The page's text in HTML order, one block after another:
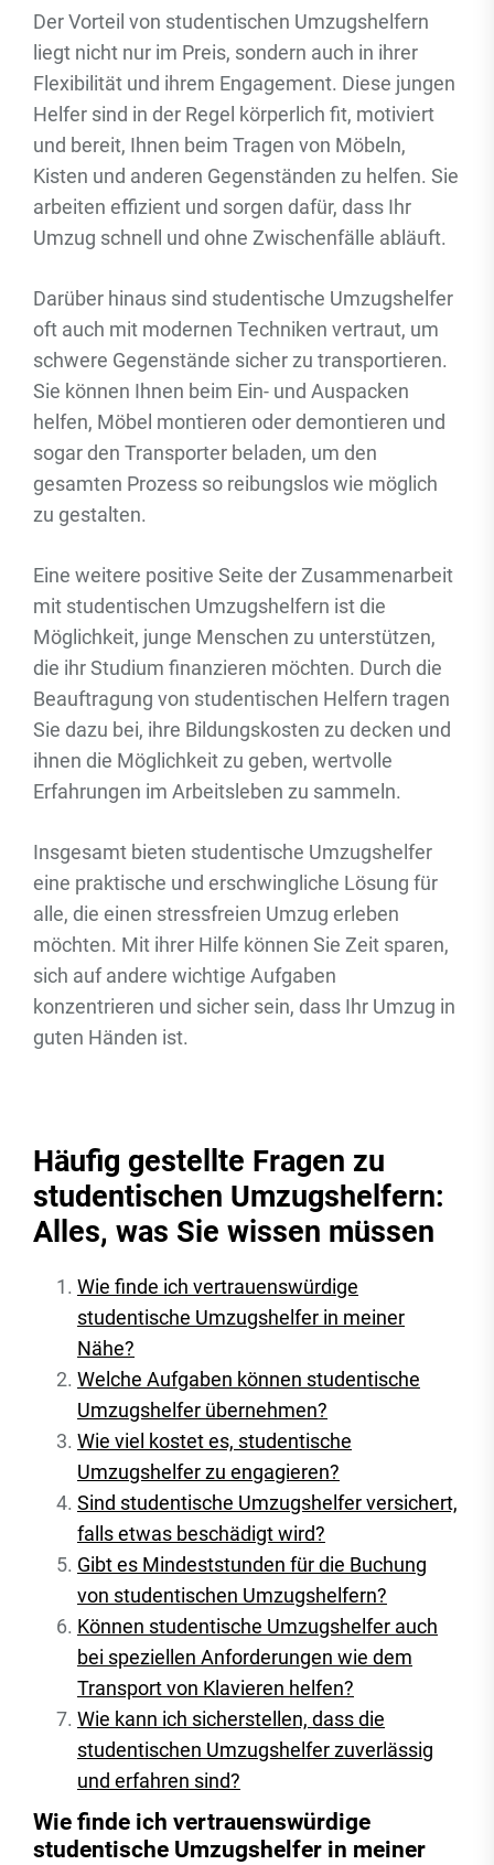
Der Vorteil von studentischen Umzugshelfern
liegt nicht nur im Preis, sondern auch in ihrer
Flexibilität und ihrem Engagement. Diese jungen
Helfer sind in der Regel körperlich fit, motiviert
und bereit, Ihnen beim Tragen von Möbeln,
Kisten und anderen Gegenständen zu helfen. Sie
arbeiten effizient und sorgen dafür, dass Ihr
Umzug schnell und ohne Zwischenfälle abläuft.
Darüber hinaus sind studentische Umzugshelfer
oft auch mit modernen Techniken vertraut, um
schwere Gegenstände sicher zu transportieren.
Sie können Ihnen beim Ein- und Auspacken
helfen, Möbel montieren oder demontieren und
sogar den Transporter beladen, um den
gesamten Prozess so reibungslos wie möglich
zu gestalten.
Eine weitere positive Seite der Zusammenarbeit
mit studentischen Umzugshelfern ist die
Möglichkeit, junge Menschen zu unterstützen,
die ihr Studium finanzieren möchten. Durch die
Beauftragung von studentischen Helfern tragen
Sie dazu bei, ihre Bildungskosten zu decken und
ihnen die Möglichkeit zu geben, wertvolle
Erfahrungen im Arbeitsleben zu sammeln.
Insgesamt bieten studentische Umzugshelfer
eine praktische und erschwingliche Lösung für
alle, die einen stressfreien Umzug erleben
möchten. Mit ihrer Hilfe können Sie Zeit sparen,
sich auf andere wichtige Aufgaben
konzentrieren und sicher sein, dass Ihr Umzug in
guten Händen ist.
Häufig gestellte Fragen zu
studentischen Umzugshelfern:
Alles, was Sie wissen müssen
Wie finde ich vertrauenswürdige
studentische Umzugshelfer in meiner
Nähe?
Welche Aufgaben können studentische
Umzugshelfer übernehmen?
Wie viel kostet es, studentische
Umzugshelfer zu engagieren?
Sind studentische Umzugshelfer versichert,
falls etwas beschädigt wird?
Gibt es Mindeststunden für die Buchung
von studentischen Umzugshelfern?
Können studentische Umzugshelfer auch
bei speziellen Anforderungen wie dem
Transport von Klavieren helfen?
Wie kann ich sicherstellen, dass die
studentischen Umzugshelfer zuverlässig
und erfahren sind?
Wie finde ich vertrauenswürdige
studentische Umzugshelfer in meiner